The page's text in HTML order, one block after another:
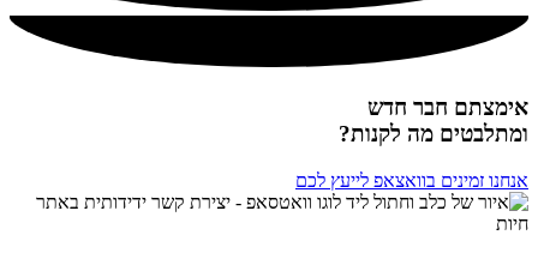
אימצתם חבר חדש
ומתלבטים מה לקנות?
אנחנו זמינים בוואצאפ לייעץ לכם